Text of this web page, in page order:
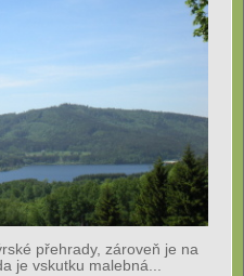
přehrady, zároveň je na
je vskutku malebná...